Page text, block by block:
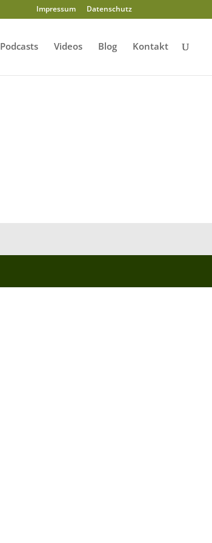
Impressum Datenschutz
Podcasts Videos Blog Kontakt